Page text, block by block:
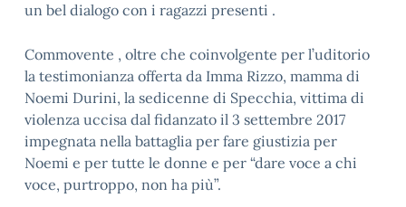
un bel dialogo con i ragazzi presenti .
Commovente , oltre che coinvolgente per l’uditorio
la testimonianza offerta da Imma Rizzo, mamma di
Noemi Durini, la sedicenne di Specchia, vittima di
violenza uccisa dal fidanzato il 3 settembre 2017
impegnata nella battaglia per fare giustizia per
Noemi e per tutte le donne e per “dare voce a chi
voce, purtroppo, non ha più”.